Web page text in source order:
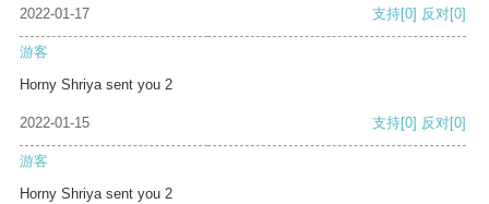
2022-01-17 支持[0] 反对[0]
游客
Horny Shriya sent you 2
2022-01-15 支持[0] 反对[0]
游客
Horny Shriya sent you 2